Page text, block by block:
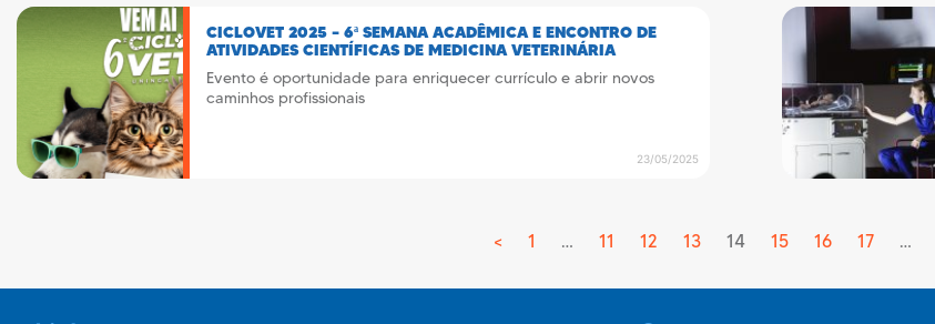
CICLOVET 2025 – 6ª SEMANA ACADÊMICA E ENCONTRO DE
ATIVIDADES CIENTÍFICAS DE MEDICINA VETERINÁRIA
Evento é oportunidade para enriquecer currículo e abrir novos
caminhos profissionais
23/05/2025
< Previous
1 … 11 12 13 14 15 16 17 …